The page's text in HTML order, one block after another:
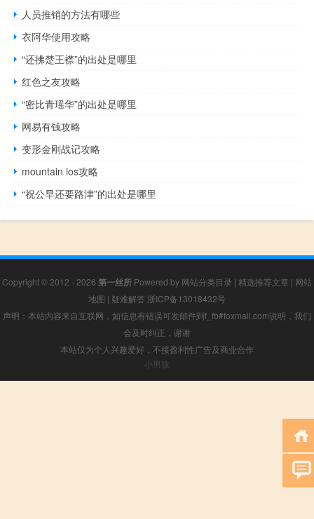
人员推销的方法有哪些
衣阿华使用攻略
“还拂楚王襟”的出处是哪里
红色之友攻略
“密比青瑶华”的出处是哪里
网易有钱攻略
变形金刚战记攻略
mountain ios攻略
“祝公早还要路津”的出处是哪里
Copyright © 2012 - 2026 第一丝所 Powered by 网站分类目录 | 精选推荐文章 | 网站
地图 | 疑难解答 浙ICP备13018432号
声明：本站内容来自互联网，如信息有错误可发邮件到f_fb#foxmail.com说明，我们
会及时纠正，谢谢
本站仅为个人兴趣爱好，不接盈利性广告及商业合作
小男孩